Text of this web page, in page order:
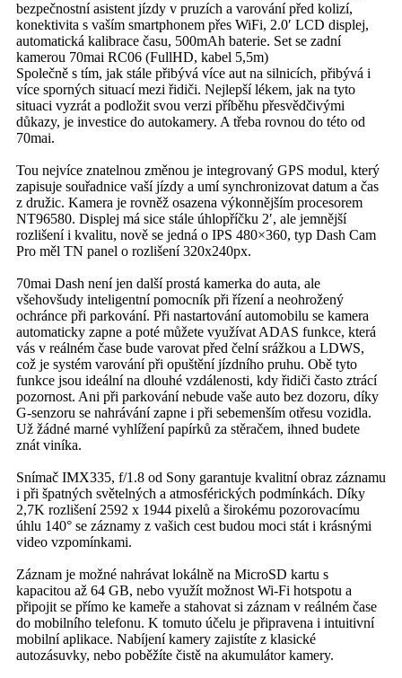
bezpečnostní asistent jízdy v pruzích a varování před kolizí,
konektivita s vaším smartphonem přes WiFi, 2.0′ LCD displej,
automatická kalibrace času, 500mAh baterie. Set se zadní
kamerou 70mai RC06 (FullHD, kabel 5,5m)
Společně s tím, jak stále přibývá více aut na silnicích, přibývá i
více sporných situací mezi řidiči. Nejlepší lékem, jak na tyto
situaci vyzrát a podložit svou verzi příběhu přesvědčivými
důkazy, je investice do autokamery. A třeba rovnou do této od
70mai.
Tou nejvíce znatelnou změnou je integrovaný GPS modul, který
zapisuje souřadnice vaší jízdy a umí synchronizovat datum a čas
z družic. Kamera je rovněž osazena výkonnějším procesorem
NT96580. Displej má sice stále úhlopříčku 2′, ale jemnější
rozlišení i kvalitu, nově se jedná o IPS 480×360, typ Dash Cam
Pro měl TN panel o rozlišení 320x240px.
70mai Dash není jen další prostá kamerka do auta, ale
všehovšudy inteligentní pomocník při řízení a neohrožený
ochránce při parkování. Při nastartování automobilu se kamera
automaticky zapne a poté můžete využívat ADAS funkce, která
vás v reálném čase bude varovat před čelní srážkou a LDWS,
což je systém varování při opuštění jízdního pruhu. Obě tyto
funkce jsou ideální na dlouhé vzdálenosti, kdy řidiči často ztrácí
pozornost. Ani při parkování nebude vaše auto bez dozoru, díky
G-senzoru se nahrávání zapne i při sebemenším otřesu vozidla.
Už žádné marné vyhlížení papírků za stěračem, ihned budete
znát viníka.
Snímač IMX335, f/1.8 od Sony garantuje kvalitní obraz záznamu
i při špatných světelných a atmosférických podmínkách. Díky
2,7K rozlišení 2592 x 1944 pixelů a širokému pozorovacímu
úhlu 140° se záznamy z vašich cest budou moci stát i krásnými
video vzpomínkami.
Záznam je možné nahrávat lokálně na MicroSD kartu s
kapacitou až 64 GB, nebo využít možnost Wi-Fi hotspotu a
připojit se přímo ke kameře a stahovat si záznam v reálném čase
do mobilního telefonu. K tomuto účelu je připravena i intuitivní
mobilní aplikace. Nabíjení kamery zajistíte z klasické
autozásuvky, nebo poběžíte čistě na akumulátor kamery.